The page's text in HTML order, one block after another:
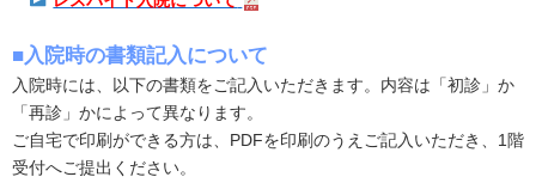
■入院時の書類記入について
入院時には、以下の書類をご記入いただきます。内容は「初診」か
「再診」かによって異なります。
ご自宅で印刷ができる方は、PDFを印刷のうえご記入いただき、1階
受付へご提出ください。